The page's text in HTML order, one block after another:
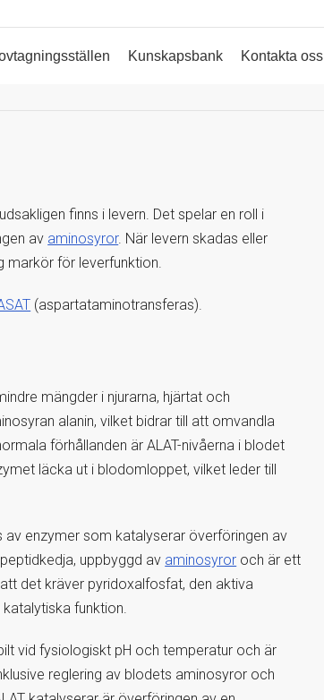
Kunskapsbank Kontakta oss
finns i levern. Det spelar en roll i
av aminosyror. När levern skadas eller
markör för leverfunktion.
(aspartataminotransferas).
mängder i njurarna, hjärtat och
alanin, vilket bidrar till att omvandla
förhållanden är ALAT-nivåerna i blodet
läcka ut i blodomloppet, vilket leder till
av enzymer som katalyserar överföringen av
uppbyggd av aminosyror och är ett
det kräver pyridoxalfosfat, den aktiva
funktion.
vid fysiologiskt pH och temperatur och är
reglering av blodets aminosyror och